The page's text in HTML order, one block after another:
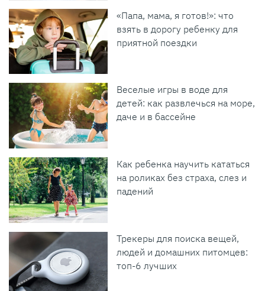
«Папа, мама, я готов!»: что
взять в дорогу ребенку для
приятной поездки
Веселые игры в воде для
детей: как развлечься на море,
даче и в бассейне
Как ребенка научить кататься
на роликах без страха, слез и
падений
Трекеры для поиска вещей,
людей и домашних питомцев:
топ-6 лучших